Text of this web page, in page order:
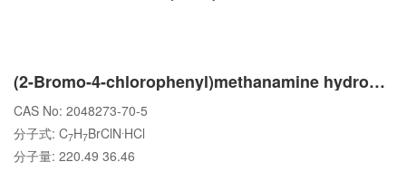
(2-Bromo-4-chlorophenyl)methanamine hydrochloride
CAS No: 2048273-70-5
分子式: C7H7BrClN HCl
分子量: 220.49 36.46